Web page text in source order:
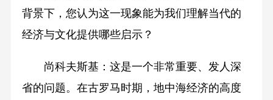
背景下，您认为这一现象能为我们理解当代的
经济与文化提供哪些启示？
尚科夫斯基：这是一个非常重要、发人深
省的问题。在古罗马时期，地中海经济的高度